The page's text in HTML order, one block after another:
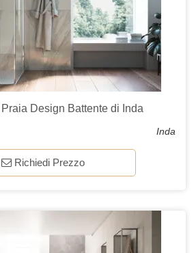
Design Battente di Inda
Inda
Richiedi Prezzo